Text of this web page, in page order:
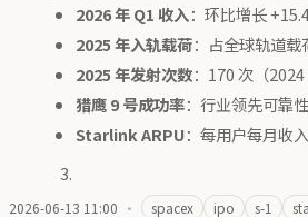
2026 年 Q1 收入：环比增长
2025 年入轨载荷：占全球轨道
2025 年发射次数：170 次（2024
猎鹰 9 号成功率：行业领先可靠性
Starlink ARPU：每用户每月收
2026-06-13 11:00 · spacex ipo s-1